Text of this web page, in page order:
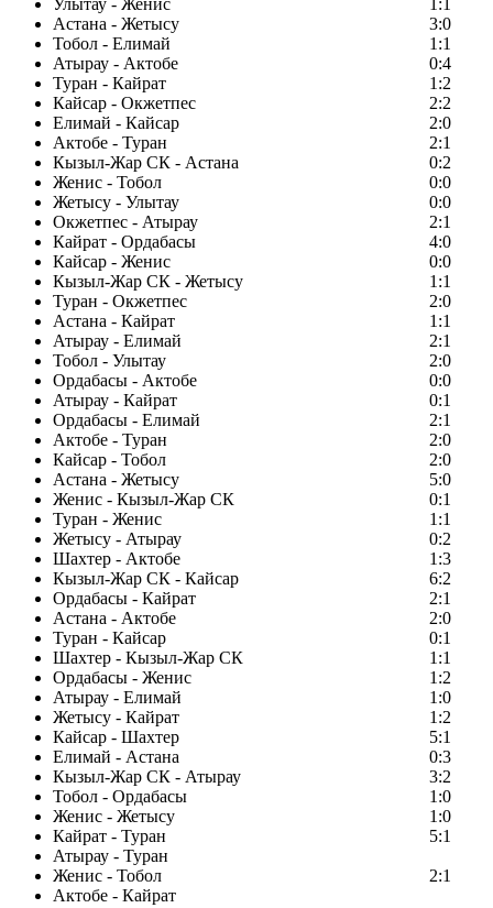
Улытау - Женис
1:1
Астана - Жетысу
3:0
Тобол - Елимай
1:1
Атырау - Актобе
0:4
Туран - Кайрат
1:2
Кайсар - Окжетпес
2:2
Елимай - Кайсар
2:0
Актобе - Туран
2:1
Кызыл-Жар СК - Астана
0:2
Женис - Тобол
0:0
Жетысу - Улытау
0:0
Окжетпес - Атырау
2:1
Кайрат - Ордабасы
4:0
Кайсар - Женис
0:0
Кызыл-Жар СК - Жетысу
1:1
Туран - Окжетпес
2:0
Астана - Кайрат
1:1
Атырау - Елимай
2:1
Тобол - Улытау
2:0
Ордабасы - Актобе
0:0
Атырау - Кайрат
0:1
Ордабасы - Елимай
2:1
Актобе - Туран
2:0
Кайсар - Тобол
2:0
Астана - Жетысу
5:0
Женис - Кызыл-Жар СК
0:1
Туран - Женис
1:1
Жетысу - Атырау
0:2
Шахтер - Актобе
1:3
Кызыл-Жар СК - Кайсар
6:2
Ордабасы - Кайрат
2:1
Астана - Актобе
2:0
Туран - Кайсар
0:1
Шахтер - Кызыл-Жар СК
1:1
Ордабасы - Женис
1:2
Атырау - Елимай
1:0
Жетысу - Кайрат
1:2
Кайсар - Шахтер
5:1
Елимай - Астана
0:3
Кызыл-Жар СК - Атырау
3:2
Тобол - Ордабасы
1:0
Женис - Жетысу
1:0
Кайрат - Туран
5:1
Атырау - Туран
Женис - Тобол
2:1
Актобе - Кайрат